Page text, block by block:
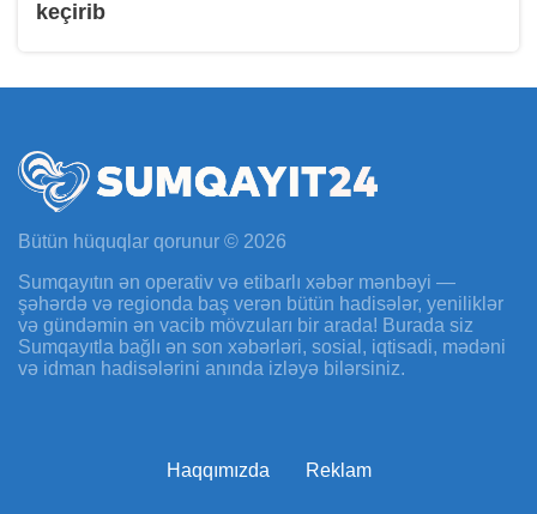
keçirib
Bütün hüquqlar qorunur © 2026
Sumqayıtın ən operativ və etibarlı xəbər mənbəyi —
şəhərdə və regionda baş verən bütün hadisələr, yeniliklər
və gündəmin ən vacib mövzuları bir arada! Burada siz
Sumqayıtla bağlı ən son xəbərləri, sosial, iqtisadi, mədəni
və idman hadisələrini anında izləyə bilərsiniz.
Haqqımızda Reklam